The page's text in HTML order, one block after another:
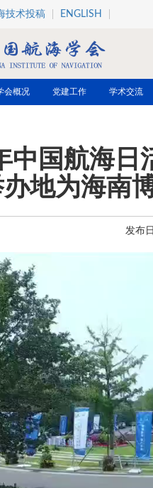
技术投稿 ENGLISH
会概况 党建工作 学术交流
中国航海日
地为海南
发布